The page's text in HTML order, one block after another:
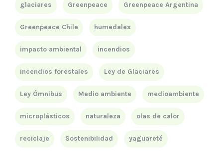
glaciares Greenpeace Greenpeace Argentina
Greenpeace Chile humedales
impacto ambiental incendios
incendios forestales Ley de Glaciares
Ley Ómnibus Medio ambiente medioambiente
microplásticos naturaleza olas de calor
reciclaje Sostenibilidad yaguareté